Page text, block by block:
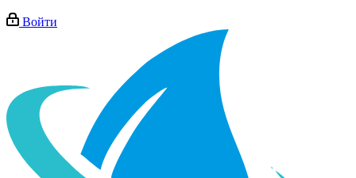
Войти